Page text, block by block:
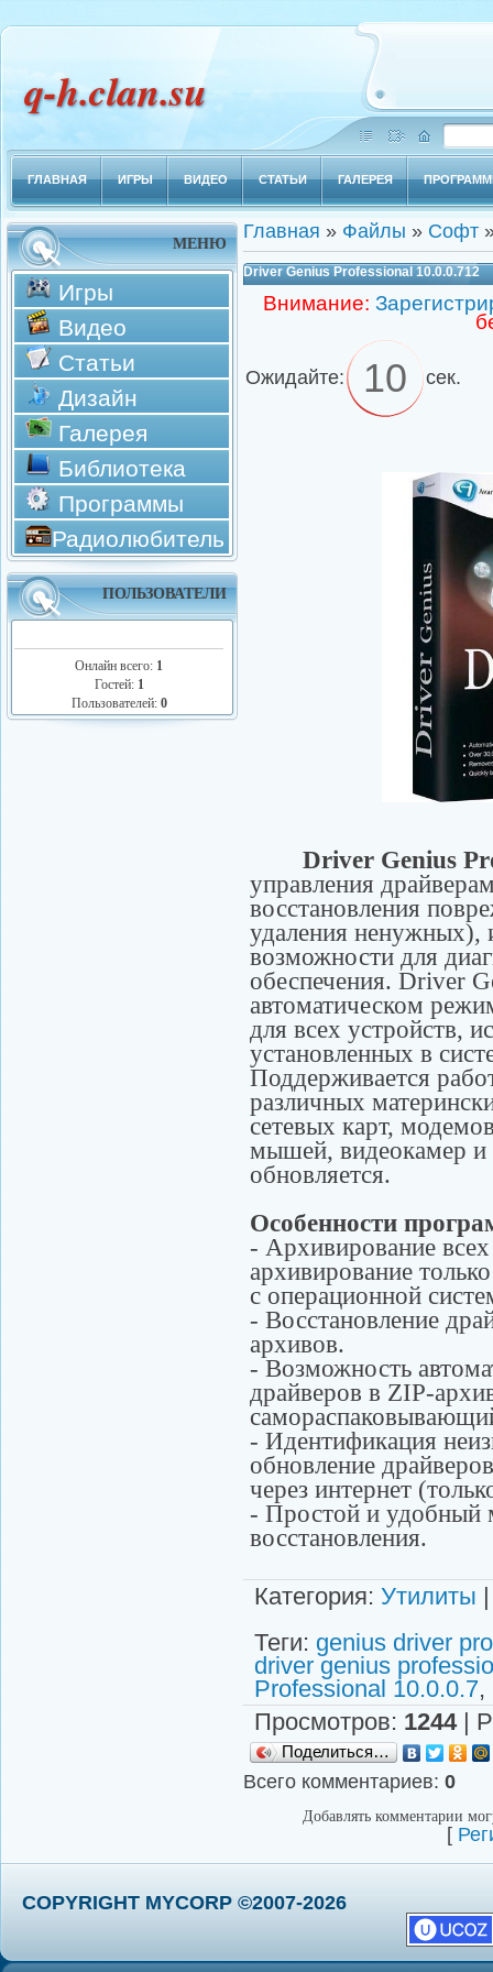
q-h.clan.su
ГЛАВНАЯ ИГРЫ ВИДЕО СТАТЬИ ГАЛЕРЕЯ
МЕНЮ
Игры
Видео
Статьи
Дизайн
Галерея
Библиотека
Программы
Радиолюбитель
ПОЛЬЗОВАТЕЛИ
Онлайн всего: 1
Гостей: 1
Пользователей: 0
Главная » Файлы » Софт
Driver Genius Professional 10.0.0.712
Внимание:
Ожидайте: 9 сек.
Driver Genius
управления
восстановления
удаления ненужных),
возможности для
обеспечения. Driver
автоматическом
для всех устройств,
установленных в
Поддерживается
различных
сетевых карт,
мышей, видеокамер и
обновляется.
Особенности
- Архивирование
архивирование
с операционной
- Восстановление
архивов.
- Возможность
драйверов в ZIP-
- Идентификация
обновление
через интернет
- Простой и удобный
восстановления.
Категория: Утилиты
Теги: genius driver pro
driver genius
Professional 10.0.0.7,
Просмотров: 1244|
Поделиться…
Всего комментариев: 0
Добавлять комментарии
[
COPYRIGHT MYCORP ©2007-2026